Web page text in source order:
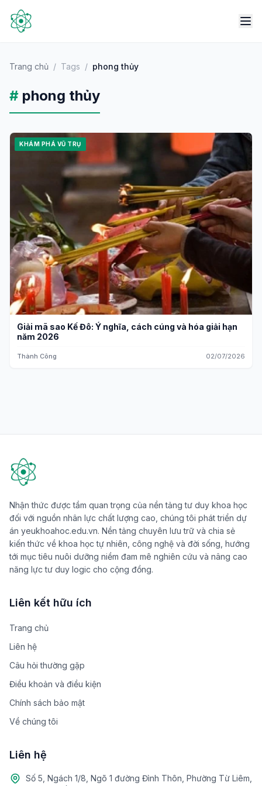
Trang chủ / Tags / phong thủy
# phong thủy
KHÁM PHÁ VŨ TRỤ
Giải mã sao Kế Đô: Ý nghĩa, cách cúng và hóa giải hạn
năm 2026
Thành Công 02/07/2026
Nhận thức được tầm quan trọng của nền tảng tư duy khoa học
đối với nguồn nhân lực chất lượng cao, chúng tôi phát triển dự
án yeukhoahoc.edu.vn. Nền tảng chuyên lưu trữ và chia sẻ
kiến thức về khoa học tự nhiên, công nghệ và đời sống, hướng
tới mục tiêu nuôi dưỡng niềm đam mê nghiên cứu và nâng cao
năng lực tư duy logic cho cộng đồng.
Liên kết hữu ích
Trang chủ
Liên hệ
Câu hỏi thường gặp
Điều khoản và điều kiện
Chính sách bảo mật
Về chúng tôi
Liên hệ
Số 5, Ngách 1/8, Ngõ 1 đường Đình Thôn, Phường Từ Liêm,